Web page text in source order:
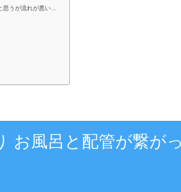
思うが流れが悪い…
お風呂と配管が繋が